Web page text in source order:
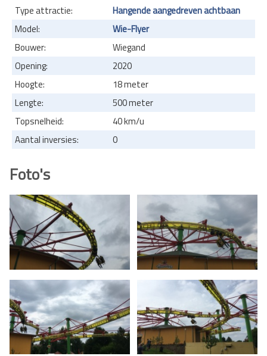
Type attractie:
Hangende aangedreven achtbaan
Model:
Wie-Flyer
Bouwer:
Wiegand
Opening:
2020
Hoogte:
18 meter
Lengte:
500 meter
Topsnelheid:
40 km/u
Aantal inversies:
0
Foto's